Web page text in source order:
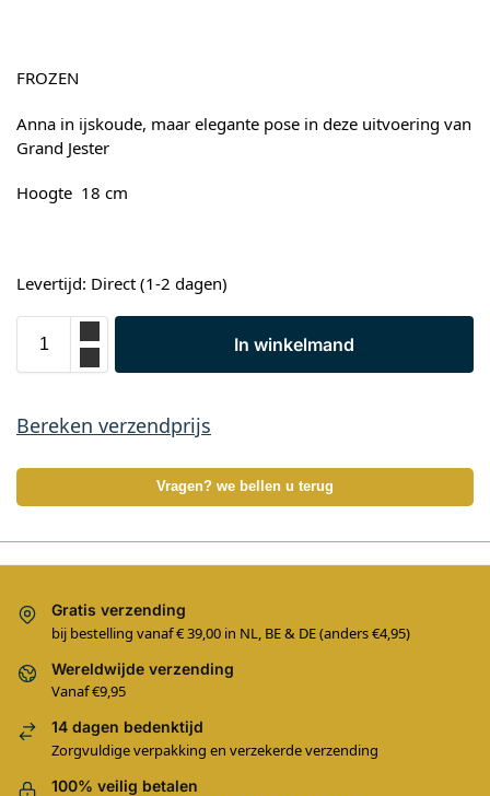
FROZEN
Anna in ijskoude, maar elegante pose in deze uitvoering van
Grand Jester
Hoogte 18 cm
Levertijd: Direct (1-2 dagen)
In winkelmand
Bereken verzendprijs
Vragen? we bellen u terug
Gratis verzending
bij bestelling vanaf € 39,00 in NL, BE & DE (anders €4,95)
Wereldwijde verzending
Vanaf €9,95
14 dagen bedenktijd
Zorgvuldige verpakking en verzekerde verzending
100% veilig betalen